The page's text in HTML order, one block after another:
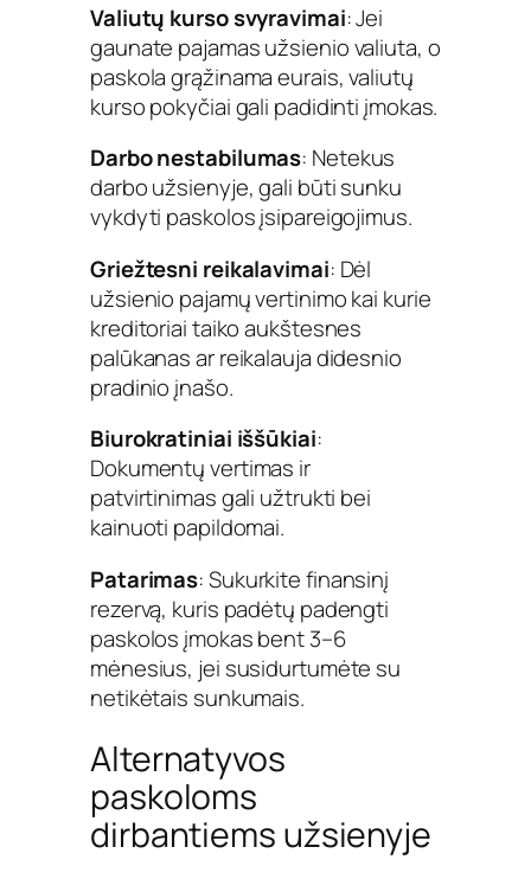
Valiutų kurso svyravimai: Jei
gaunate pajamas užsienio valiuta, o
paskola grąžinama eurais, valiutų
kurso pokyčiai gali padidinti įmokas.
Darbo nestabilumas: Netekus
darbo užsienyje, gali būti sunku
vykdyti paskolos įsipareigojimus.
Griežtesni reikalavimai: Dėl
užsienio pajamų vertinimo kai kurie
kreditoriai taiko aukštesnes
palūkanas ar reikalauja didesnio
pradinio įnašo.
Biurokratiniai iššūkiai:
Dokumentų vertimas ir
patvirtinimas gali užtrukti bei
kainuoti papildomai.
Patarimas: Sukurkite finansinį
rezervą, kuris padėtų padengti
paskolos įmokas bent 3–6
mėnesius, jei susidurtumėte su
netikėtais sunkumais.
Alternatyvos
paskoloms
dirbantiems užsienyje